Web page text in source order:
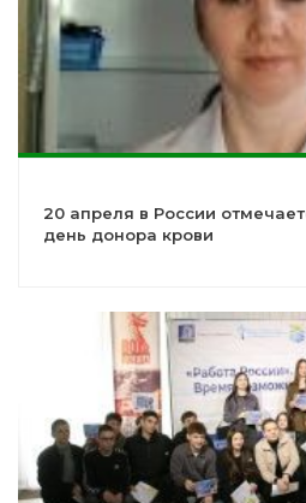
20 апреля в России
день донора крови